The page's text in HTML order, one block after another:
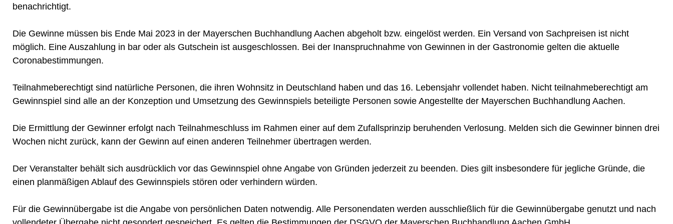
benachrichtigt.
Die Gewinne müssen bis Ende Mai 2023 in der Mayerschen Buchhandlung Aachen abgeholt bzw. eingelöst werden. Ein Versand von Sachpreisen ist nicht
möglich. Eine Auszahlung in bar oder als Gutschein ist ausgeschlossen. Bei der Inanspruchnahme von Gewinnen in der Gastronomie gelten die aktuelle
Coronabestimmungen.
Teilnahmeberechtigt sind natürliche Personen, die ihren Wohnsitz in Deutschland haben und das 16. Lebensjahr vollendet haben. Nicht teilnahmeberechtigt am
Gewinnspiel sind alle an der Konzeption und Umsetzung des Gewinnspiels beteiligte Personen sowie Angestellte der Mayerschen Buchhandlung Aachen.
Die Ermittlung der Gewinner erfolgt nach Teilnahmeschluss im Rahmen einer auf dem Zufallsprinzip beruhenden Verlosung. Melden sich die Gewinner binnen drei
Wochen nicht zurück, kann der Gewinn auf einen anderen Teilnehmer übertragen werden.
Der Veranstalter behält sich ausdrücklich vor das Gewinnspiel ohne Angabe von Gründen jederzeit zu beenden. Dies gilt insbesondere für jegliche Gründe, die
einen planmäßigen Ablauf des Gewinnspiels stören oder verhindern würden.
Für die Gewinnübergabe ist die Angabe von persönlichen Daten notwendig. Alle Personendaten werden ausschließlich für die Gewinnübergabe genutzt und nach